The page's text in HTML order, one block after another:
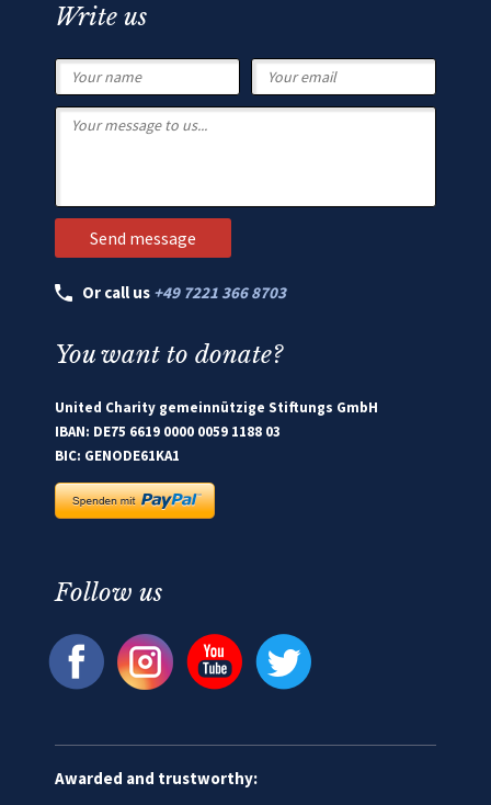
Write us
Or call us +49 7221 366 8703
You want to donate?
United Charity gemeinnützige Stiftungs GmbH
IBAN: DE75 6619 0000 0059 1188 03
BIC: GENODE61KA1
Follow us
Awarded and trustworthy: